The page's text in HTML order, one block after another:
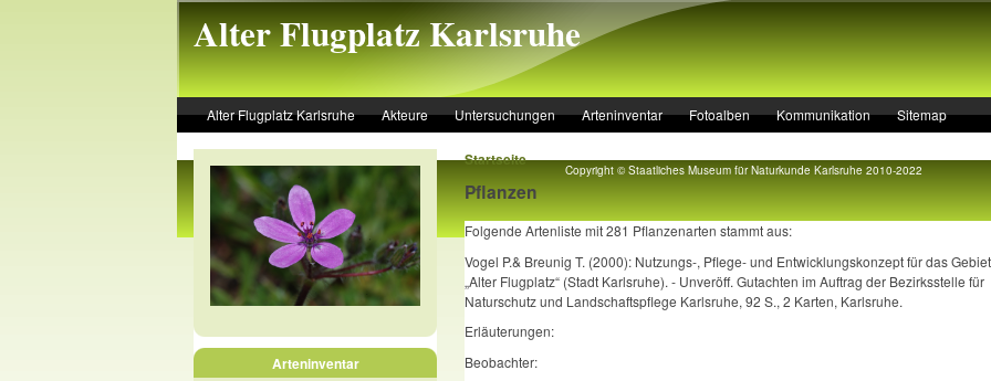
Alter Flugplatz Karlsruhe
Alter Flugplatz Karlsruhe Akteure Untersuchungen Arteninventar Fotoalben Kommunikation Sitemap
Startseite
Pflanzen
Folgende Artenliste mit 281 Pflanzenarten stammt aus:
Vogel P.& Breunig T. (2000): Nutzungs-, Pflege- und Entwicklungskonzept für das Gebiet
„Alter Flugplatz“ (Stadt Karlsruhe). ‑ Unveröff. Gutachten im Auftrag der Bezirksstelle für
Naturschutz und Landschaftspflege Karlsruhe, 92 S., 2 Karten, Karlsruhe.
Erläuterungen:
Beobachter:
Arteninventar
Copyright © Staatliches Museum für Naturkunde Karlsruhe 2010-2022